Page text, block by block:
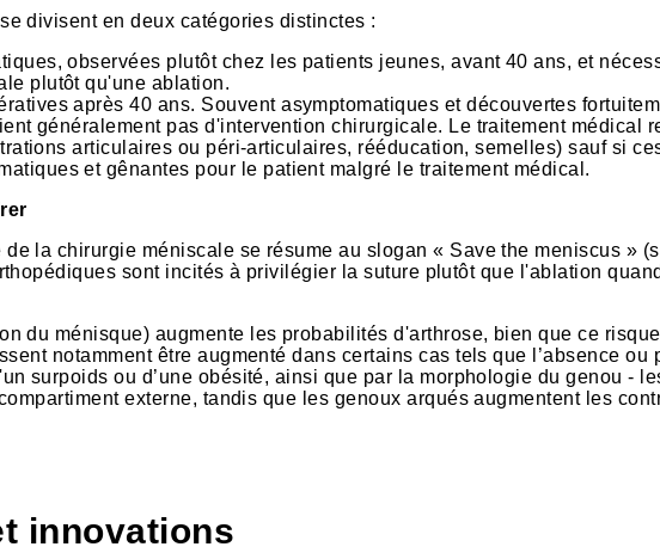
divisent en deux catégories distinctes :
observées plutôt chez les patients jeunes, avant 40 ans, et
plutôt qu'une ablation.
après 40 ans. Souvent asymptomatiques et découvertes
généralement pas d'intervention chirurgicale. Le traitement médical
articulaires ou péri-articulaires, rééducation, semelles) sauf si
et gênantes pour le patient malgré le traitement médical.
de la chirurgie méniscale se résume au slogan « Save the meniscus »
sont incités à privilégier la suture plutôt que l'ablation
du ménisque) augmente les probabilités d'arthrose, bien que ce
notamment être augmenté dans certains cas tels que l’absence ou
surpoids ou d’une obésité, ainsi que par la morphologie du genou -
externe, tandis que les genoux arqués augmentent les
innovations